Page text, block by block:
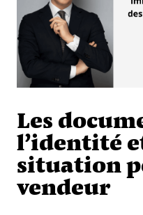
Les
l’identité
situation
vendeur